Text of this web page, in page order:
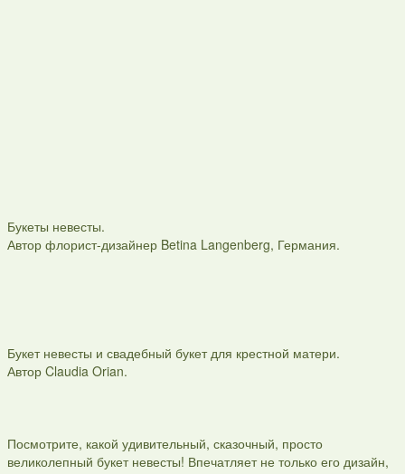
Букеты невесты.
Автор флорист-дизайнер Betina Langenberg, Германия.
Букет невесты и свадебный букет для крестной матери.
Автор Claudia Orian.
Посмотрите, какой удивительный, сказочный, просто
великолепный букет невесты! Впечатляет не только его дизайн,